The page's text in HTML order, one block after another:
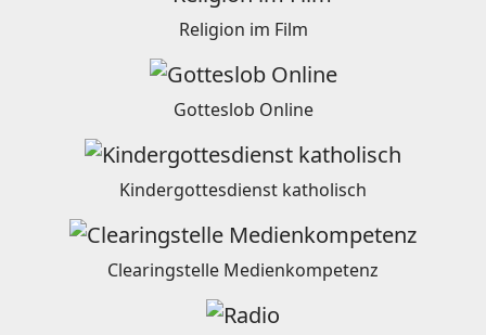
Religion im Film
Gotteslob Online
Kindergottesdienst katholisch
Clearingstelle Medienkompetenz